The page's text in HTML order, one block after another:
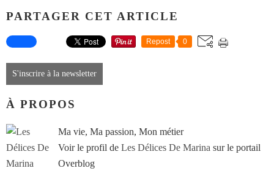
PARTAGER CET ARTICLE
Repost 0
S'inscrire à la newsletter
À PROPOS
Ma vie, Ma passion, Mon métier
Voir le profil de Les Délices De Marina sur le portail
Overblog